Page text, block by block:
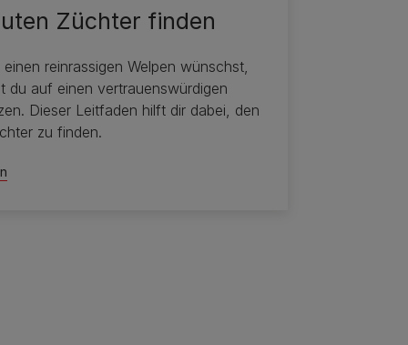
Züchter finden
reinrassigen Welpen wünschst,
du auf einen vertrauenswürdigen
Dieser Leitfaden hilft dir dabei, den
zu finden.